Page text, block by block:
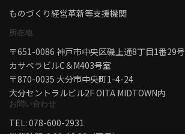
ものづくり経営革新等支援機関
所在地
〒651-0086 神戸市中央区磯上通8丁目1番29号
カサベラビルC＆M403号室
〒870-0035 大分市中央町1-4-24
大分セントラルビル2F OITA MIDTOWN内
お問い合わせ
TEL: 078-600-2931